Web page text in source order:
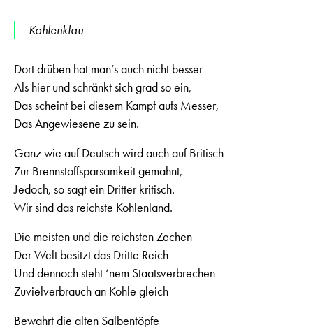
Kohlenklau
Dort drüben hat man’s auch nicht besser
Als hier und schränkt sich grad so ein,
Das scheint bei diesem Kampf aufs Messer,
Das Angewiesene zu sein.
Ganz wie auf Deutsch wird auch auf Britisch
Zur Brennstoffsparsamkeit gemahnt,
Jedoch, so sagt ein Dritter kritisch.
Wir sind das reichste Kohlenland.
Die meisten und die reichsten Zechen
Der Welt besitzt das Dritte Reich
Und dennoch steht ‘nem Staatsverbrechen
Zuvielverbrauch an Kohle gleich
Bewahrt die alten Salbentöpfe